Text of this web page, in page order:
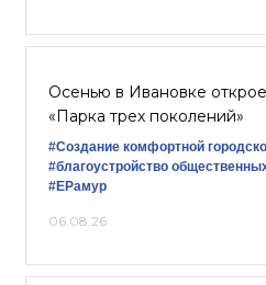
Осенью в Ивановке
«Парка трех поколений»
#Создание комфортной
#благоустройство
#ЕРамур
06.08.26